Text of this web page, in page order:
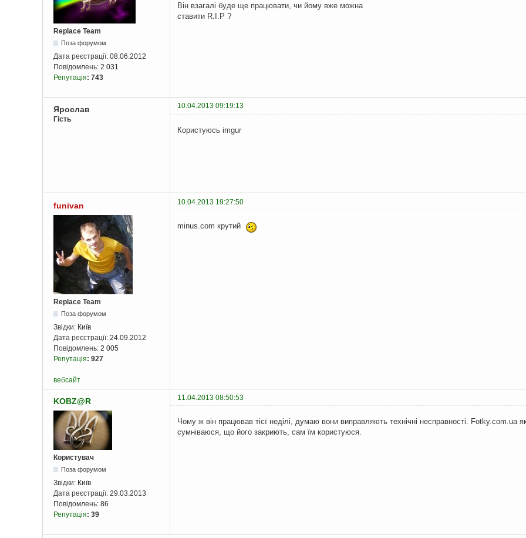
Replace Team
Поза форумом
Дата реєстрації: 08.06.2012
Повідомлень: 2 031
Репутація: 743
Він взагалі буде ще працювати, чи йому вже можна
ставити R.I.P ?
Ярослав
10.04.2013 09:19:13
Гість
Користуюсь imgur
funivan 10.04.2013 19:27:50
Replace Team
Поза форумом
Звідки: Київ
Дата реєстрації: 24.09.2012
Повідомлень: 2 005
Репутація: 927
minus.com крутий
вебсайт
KOBZ@R 11.04.2013 08:50:53
Користувач
Поза форумом
Звідки: Київ
Дата реєстрації: 29.03.2013
Повідомлень: 86
Репутація: 39
Чому ж він працював тієї неділі, думаю вони виправляють технічні несправності.
сумніваюся, що його закриють, сам їм користуюся.